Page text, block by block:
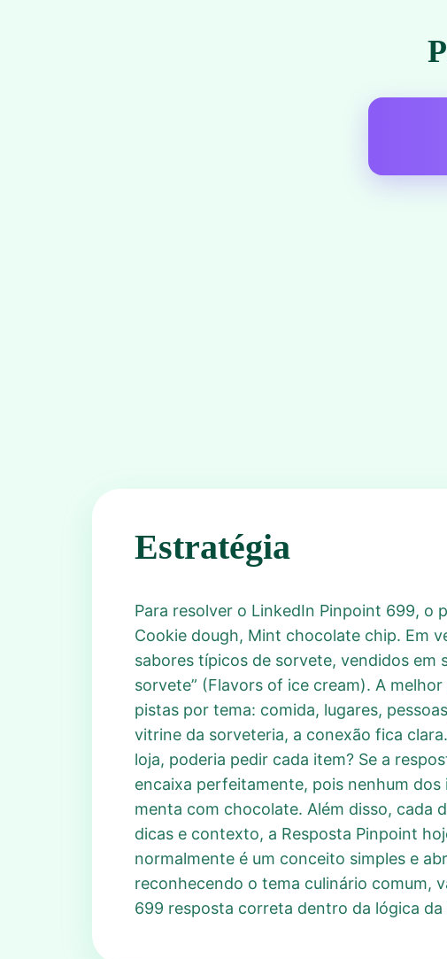
Estratégia
Para resolver o LinkedIn Pinpoint 699, o
Cookie dough, Mint chocolate chip. Em
sabores típicos de sorvete, vendidos em
sorvete” (Flavors of ice cream). A
pistas por tema: comida, lugares,
vitrine da sorveteria, a conexão fica
loja, poderia pedir cada item? Se a
encaixa perfeitamente, pois nenhum
menta com chocolate. Além disso, cada
dicas e contexto, a Resposta Pinpoint
normalmente é um conceito simples e
reconhecendo o tema culinário comum,
699 resposta correta dentro da lógica